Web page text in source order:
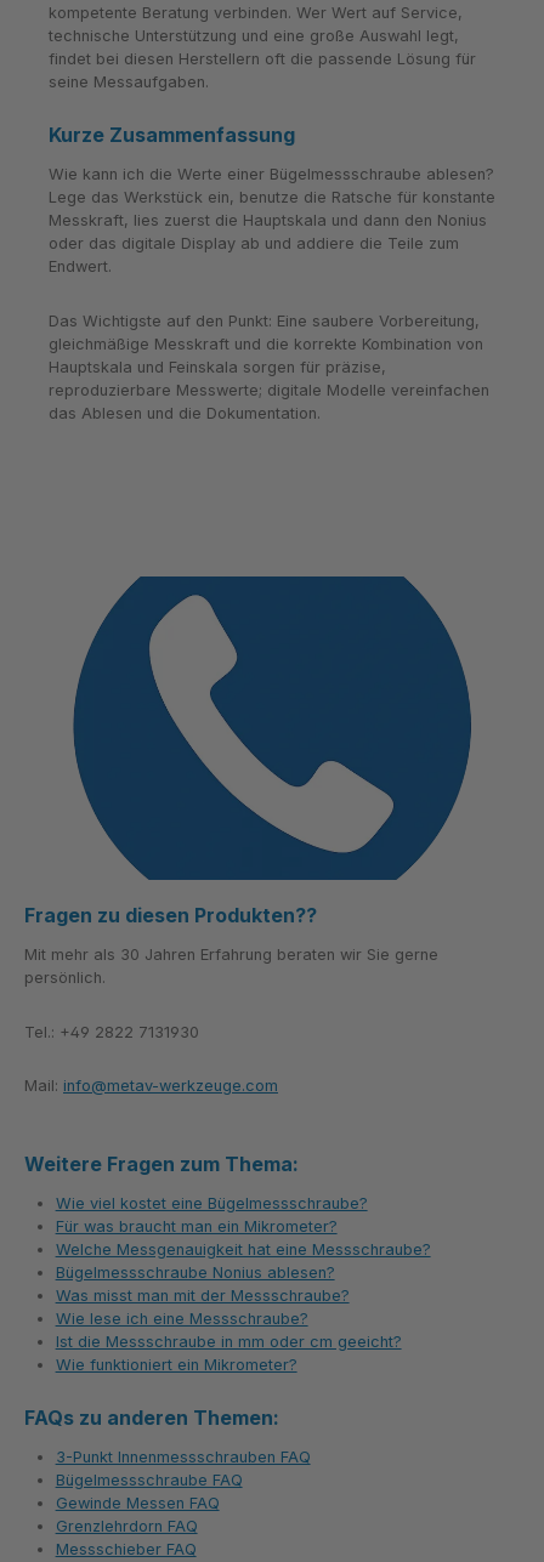
kompetente Beratung verbinden. Wer Wert auf Service,
technische Unterstützung und eine große Auswahl legt,
findet bei diesen Herstellern oft die passende Lösung für
seine Messaufgaben.
Kurze Zusammenfassung
Wie kann ich die Werte einer Bügelmessschraube ablesen?
Lege das Werkstück ein, benutze die Ratsche für konstante
Messkraft, lies zuerst die Hauptskala und dann den Nonius
oder das digitale Display ab und addiere die Teile zum
Endwert.
Das Wichtigste auf den Punkt: Eine saubere Vorbereitung,
gleichmäßige Messkraft und die korrekte Kombination von
Hauptskala und Feinskala sorgen für präzise,
reproduzierbare Messwerte; digitale Modelle vereinfachen
das Ablesen und die Dokumentation.
Fragen zu diesen Produkten??
Mit mehr als 30 Jahren Erfahrung beraten wir Sie gerne
persönlich.
Tel.: +49 2822 7131930
Mail: info@metav-werkzeuge.com
Weitere Fragen zum Thema:
Wie viel kostet eine Bügelmessschraube?
Für was braucht man ein Mikrometer?
Welche Messgenauigkeit hat eine Messschraube?
Bügelmessschraube Nonius ablesen?
Was misst man mit der Messschraube?
Wie lese ich eine Messschraube?
Ist die Messschraube in mm oder cm geeicht?
Wie funktioniert ein Mikrometer?
FAQs zu anderen Themen:
3-Punkt Innenmessschrauben FAQ
Bügelmessschraube FAQ
Gewinde Messen FAQ
Grenzlehrdorn FAQ
Messschieber FAQ